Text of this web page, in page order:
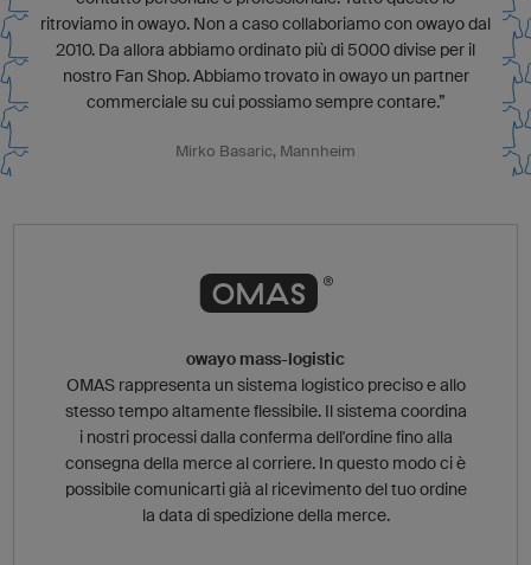
ritroviamo in owayo. Non a caso collaboriamo con owayo dal
2010. Da allora abbiamo ordinato più di 5000 divise per il
nostro Fan Shop. Abbiamo trovato in owayo un partner
commerciale su cui possiamo sempre contare.”
Mirko Basaric, Mannheim
owayo mass-logistic
OMAS rappresenta un sistema logistico preciso e allo
stesso tempo altamente flessibile. Il sistema coordina
i nostri processi dalla conferma dell'ordine fino alla
consegna della merce al corriere. In questo modo ci è
possibile comunicarti già al ricevimento del tuo ordine
la data di spedizione della merce.